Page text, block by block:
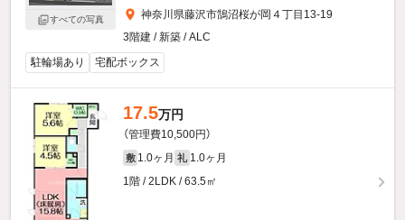
すべての写真
神奈川県藤沢市鵠沼桜が岡４丁目13-19
3階建 / 新築 / ALC
駐輪場あり
宅配ボックス
17.5万円
（管理費10,500円）
敷 1.0ヶ月 礼 1.0ヶ月
1階 / 2LDK / 63.5㎡